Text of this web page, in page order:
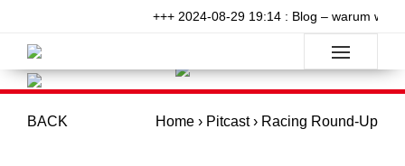
+++ 2024-08-29 19:14 : Blog – warum will
BACK Home › Pitcast› Racing Round-Up